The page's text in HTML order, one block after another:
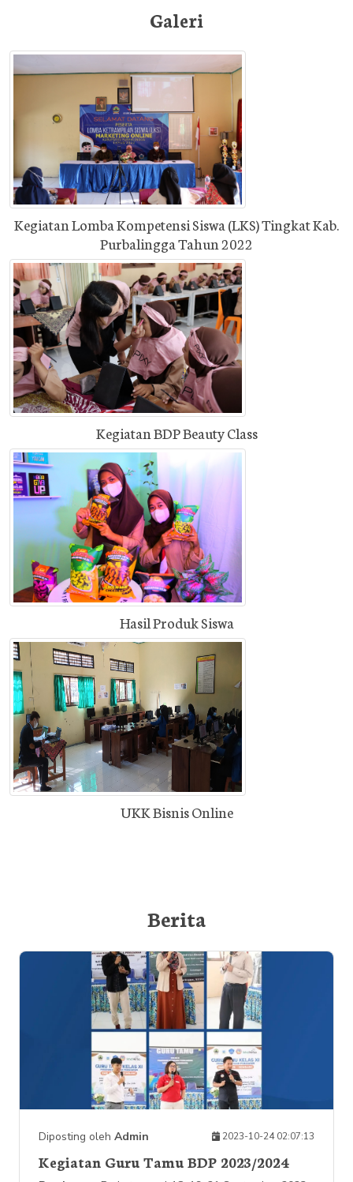
Galeri
Kegiatan Lomba Kompetensi Siswa (LKS) Tingkat Kab.
Purbalingga Tahun 2022
Kegiatan BDP Beauty Class
Hasil Produk Siswa
UKK Bisnis Online
Berita
Diposting oleh Admin 2023-10-24 02:07:13
Kegiatan Guru Tamu BDP 2023/2024